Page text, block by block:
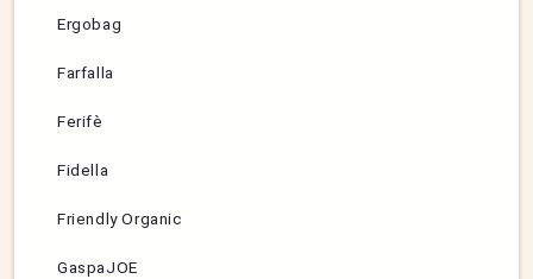
Ergobag
Farfalla
Ferifè
Fidella
Friendly Organic
GaspaJOE